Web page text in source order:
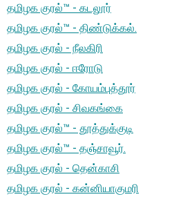
தமிழக குரல்™ - கடலூர்
தமிழக குரல்™ - திண்டுக்கல்.
தமிழக குரல் - நீலகிரி
தமிழக குரல் - ஈரோடு
தமிழக குரல் - கோயம்புத்தூர்
தமிழக குரல் - சிவகங்கை
தமிழக குரல்™ - தூத்துக்குடி
தமிழக குரல்™ - தஞ்சாவூர்.
தமிழக குரல் - தென்காசி
தமிழக குரல் - கன்னியாகுமரி